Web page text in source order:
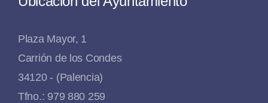
Plaza Mayor, 1
Carrión de los Condes
34120 - (Palencia)
Tfno.: 979 880 259